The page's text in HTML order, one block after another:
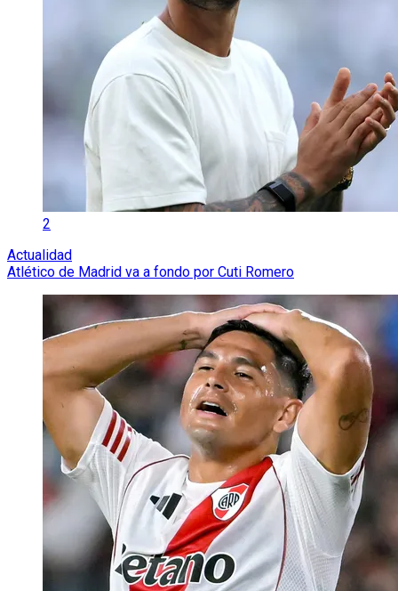
2
Actualidad
Atlético de Madrid va a fondo por Cuti Romero